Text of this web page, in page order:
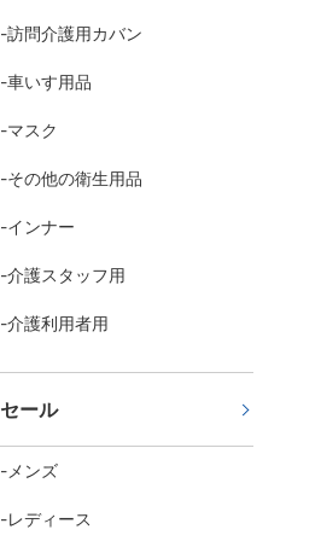
訪問介護用カバン
車いす用品
マスク
その他の衛生用品
インナー
介護スタッフ用
介護利用者用
セール
メンズ
レディース